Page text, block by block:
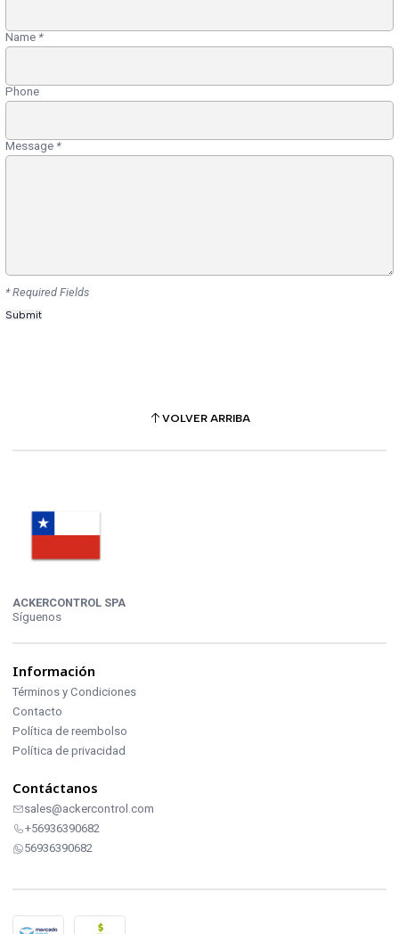
Name*
Phone
Message *
* Required Fields
VOLVER ARRIBA
ACKERCONTROL SPA
Síguenos
Información
Términos y Condiciones
Contacto
Política de reembolso
Política de privacidad
Contáctanos
sales@ackercontrol.com
+56936390682
56936390682